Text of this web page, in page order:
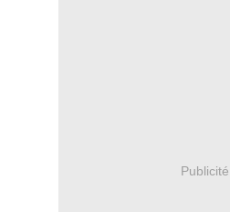
Publicité